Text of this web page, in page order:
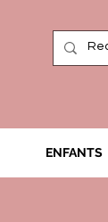
ENFANTS